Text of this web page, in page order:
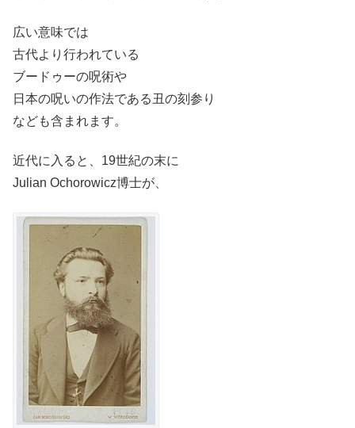
広い意味では
古代より行われている
ブードゥーの呪術や
日本の呪いの作法である丑の刻参り
なども含まれます。
近代に入ると、19世紀の末に
Julian Ochorowicz博士が、